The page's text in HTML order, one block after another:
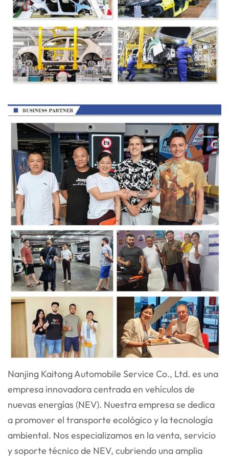
Nanjing Kaitong Automobile Service Co., Ltd. es una
empresa innovadora centrada en vehículos de
nuevas energías (NEV). Nuestra empresa se dedica
a promover el transporte ecológico y la tecnología
ambiental. Nos especializamos en la venta, servicio
y soporte técnico de NEV, cubriendo una amplia